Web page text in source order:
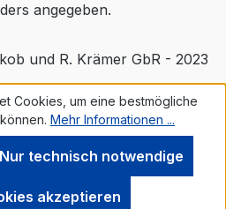
angegeben.
und R. Krämer GbR - 2023
Cookies, um eine bestmögliche
Mehr Informationen ...
Nur technisch notwendige
akzeptieren